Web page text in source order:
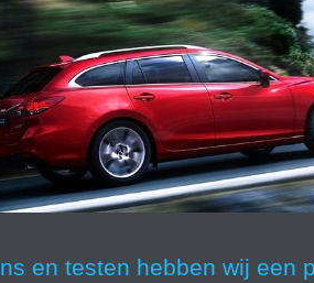
en testen hebben wij een